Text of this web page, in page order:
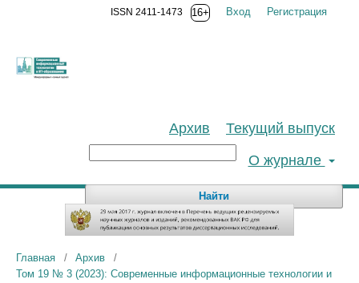
Текущий выпуск
Архив
О журнале
Найти
Регистрация
Вход
ISSN 2411-1473 16+
Главная / Архив
/
Том 19 № 3 (2023): Современные информационные технологии и